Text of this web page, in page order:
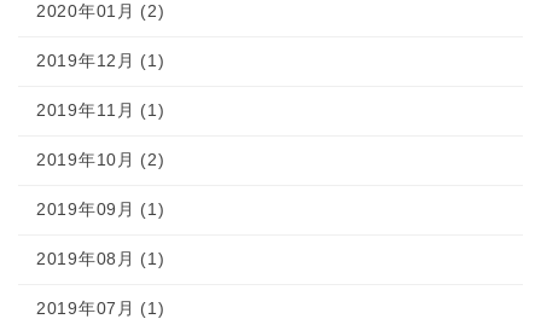
2020年01月 (2)
2019年12月 (1)
2019年11月 (1)
2019年10月 (2)
2019年09月 (1)
2019年08月 (1)
2019年07月 (1)